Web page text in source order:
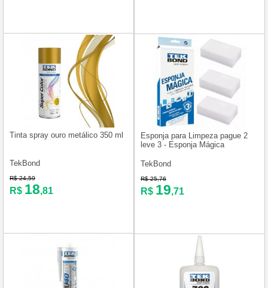
Tinta spray ouro metálico 350 ml
TekBond
R$ 24,59
R$ 18,81
Esponja para Limpeza pague 2
leve 3 - Esponja Mágica
TekBond
R$ 25,76
R$ 19,71